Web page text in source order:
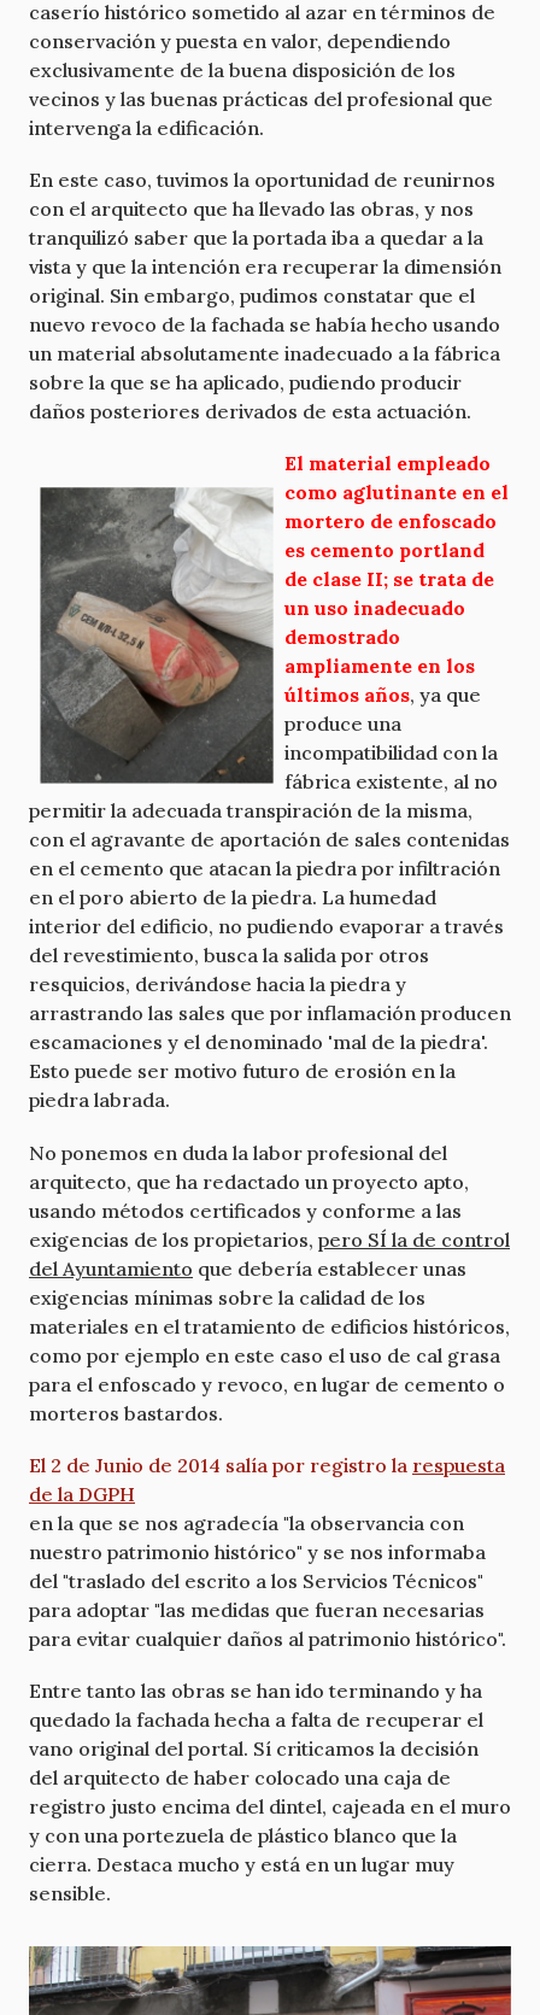
caserío histórico sometido al azar en términos de
conservación y puesta en valor, dependiendo
exclusivamente de la buena disposición de los
vecinos y las buenas prácticas del profesional que
intervenga la edificación.
En este caso, tuvimos la oportunidad de reunirnos
con el arquitecto que ha llevado las obras, y nos
tranquilizó saber que la portada iba a quedar a la
vista y que la intención era recuperar la dimensión
original. Sin embargo, pudimos constatar que el
nuevo revoco de la fachada se había hecho usando
un material absolutamente inadecuado a la fábrica
sobre la que se ha aplicado, pudiendo producir
daños posteriores derivados de esta actuación.
El material empleado
como aglutinante en el
mortero de enfoscado
es cemento portland
de clase II; se trata de
un uso inadecuado
demostrado
ampliamente en los
últimos años, ya que
produce una
incompatibilidad con la
fábrica existente, al no
permitir la adecuada transpiración de la misma,
con el agravante de aportación de sales contenidas
en el cemento que atacan la piedra por infiltración
en el poro abierto de la piedra. La humedad
interior del edificio, no pudiendo evaporar a través
del revestimiento, busca la salida por otros
resquicios, derivándose hacia la piedra y
arrastrando las sales que por inflamación producen
escamaciones y el denominado 'mal de la piedra'.
Esto puede ser motivo futuro de erosión en la
piedra labrada.
No ponemos en duda la labor profesional del
arquitecto, que ha redactado un proyecto apto,
usando métodos certificados y conforme a las
exigencias de los propietarios, pero SÍ la de control
del Ayuntamiento que debería establecer unas
exigencias mínimas sobre la calidad de los
materiales en el tratamiento de edificios históricos,
como por ejemplo en este caso el uso de cal grasa
para el enfoscado y revoco, en lugar de cemento o
morteros bastardos.
El 2 de Junio de 2014 salía por registro la respuesta
de la DGPH
en la que se nos agradecía "la observancia con
nuestro patrimonio histórico" y se nos informaba
del "traslado del escrito a los Servicios Técnicos"
para adoptar "las medidas que fueran necesarias
para evitar cualquier daños al patrimonio histórico".
Entre tanto las obras se han ido terminando y ha
quedado la fachada hecha a falta de recuperar el
vano original del portal. Sí criticamos la decisión
del arquitecto de haber colocado una caja de
registro justo encima del dintel, cajeada en el muro
y con una portezuela de plástico blanco que la
cierra. Destaca mucho y está en un lugar muy
sensible.